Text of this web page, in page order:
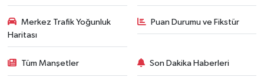
Merkez Trafik Yoğunluk
Haritası
Puan Durumu ve Fikstür
Tüm Manşetler Son Dakika Haberleri